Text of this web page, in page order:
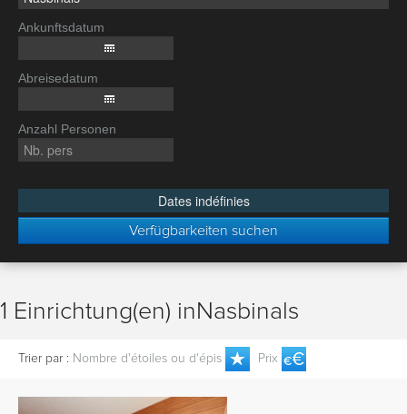
Ankunftsdatum
Abreisedatum
Anzahl Personen
Dates indéfinies
Verfügbarkeiten suchen
1 Einrichtung(en) inNasbinals
Trier par : Nombre d'étoiles ou d'épis Prix